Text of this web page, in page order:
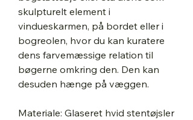
skulpturelt element i
vindueskarmen, på bordet eller i
bogreolen, hvor du kan kuratere
dens farvemæssige relation til
bøgerne omkring den. Den kan
desuden hænge på væggen.
Materiale: Glaseret hvid stentøjsler